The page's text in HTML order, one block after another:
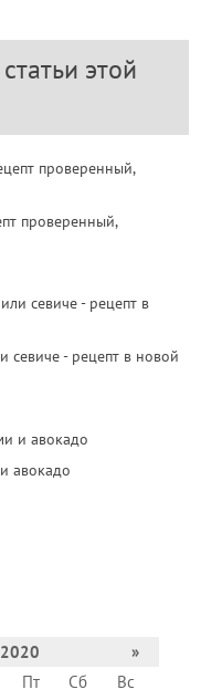
этой
проверенный,
севиче - рецепт в новой
авокадо
2020
»
Пт Сб
Вс